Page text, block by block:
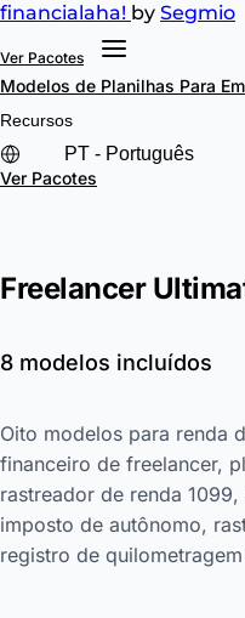
financialaha! by Segmio
Ver Pacotes
Modelos de Planilhas Para
Recursos
Ver Pacotes
Freelancer
8 modelos incluídos
Oito modelos para renda
financeiro de freelancer,
rastreador de renda
imposto de autônomo,
registro de